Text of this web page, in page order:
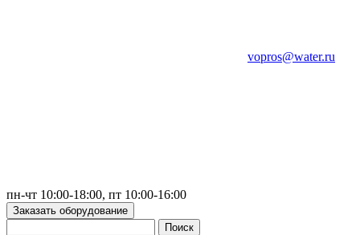
vopros@water.ru
пн-чт 10:00-18:00, пт 10:00-16:00
Заказать оборудование